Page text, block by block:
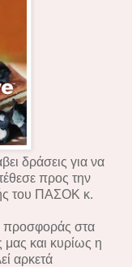
δράσεις για να
προς την
του ΠΑΣΟΚ κ.
προσφοράς στα
μας και κυρίως η
αρκετά